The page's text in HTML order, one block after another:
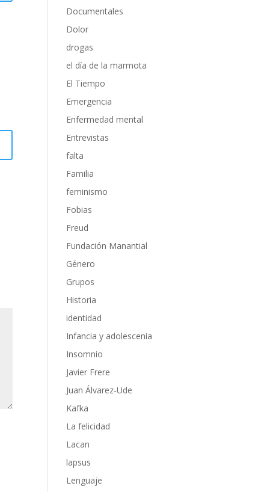
Documentales
Dolor
drogas
el día de la marmota
El Tiempo
Emergencia
Enfermedad mental
Entrevistas
falta
Familia
feminismo
Fobias
Freud
Fundación Manantial
Género
Grupos
Historia
identidad
Infancia y adolescenia
Insomnio
Javier Frere
Juan Álvarez-Ude
Kafka
La felicidad
Lacan
lapsus
Lenguaje